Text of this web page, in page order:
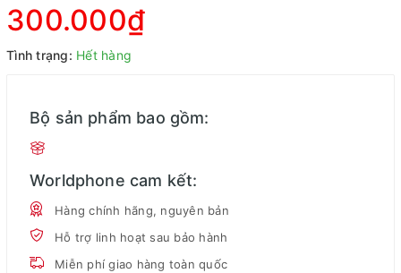
300.000₫
Tình trạng: Hết hàng
Bộ sản phẩm bao gồm:
Worldphone cam kết:
Hàng chính hãng, nguyên bản
Hỗ trợ linh hoạt sau bảo hành
Miễn phí giao hàng toàn quốc